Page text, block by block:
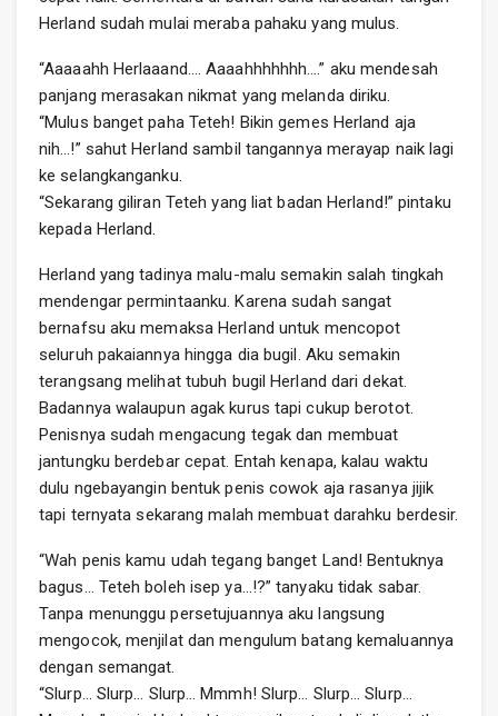
Herland sudah mulai meraba pahaku yang mulus.
“Aaaaahh Herlaaand…. Aaaahhhhhhh….” aku mendesah
panjang merasakan nikmat yang melanda diriku.
“Mulus banget paha Teteh! Bikin gemes Herland aja
nih…!” sahut Herland sambil tangannya merayap naik lagi
ke selangkanganku.
“Sekarang giliran Teteh yang liat badan Herland!” pintaku
kepada Herland.
Herland yang tadinya malu-malu semakin salah tingkah
mendengar permintaanku. Karena sudah sangat
bernafsu aku memaksa Herland untuk mencopot
seluruh pakaiannya hingga dia bugil. Aku semakin
terangsang melihat tubuh bugil Herland dari dekat.
Badannya walaupun agak kurus tapi cukup berotot.
Penisnya sudah mengacung tegak dan membuat
jantungku berdebar cepat. Entah kenapa, kalau waktu
dulu ngebayangin bentuk penis cowok aja rasanya jijik
tapi ternyata sekarang malah membuat darahku berdesir.
“Wah penis kamu udah tegang banget Land! Bentuknya
bagus… Teteh boleh isep ya…!?” tanyaku tidak sabar.
Tanpa menunggu persetujuannya aku langsung
mengocok, menjilat dan mengulum batang kemaluannya
dengan semangat.
“Slurp… Slurp… Slurp… Mmmh! Slurp… Slurp… Slurp…